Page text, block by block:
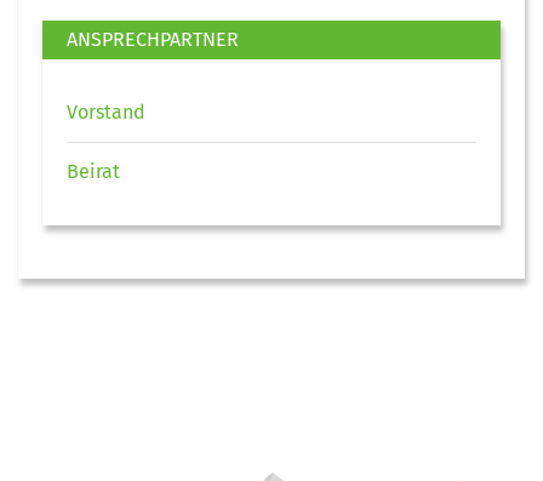
ANSPRECHPARTNER
Vorstand
Beirat